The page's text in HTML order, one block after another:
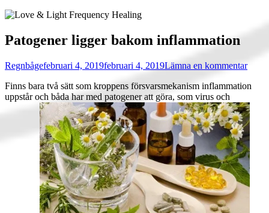
Patogener ligger bakom inflammation
Författare
RegnbågePublicerat
februari 4, 2019februari 4, 2019Lämna en kommentarpå
ligger
Finns bara två sätt som kroppens försvarsmekanism inflammation
uppstår och båda har med patogener att göra, som virus och